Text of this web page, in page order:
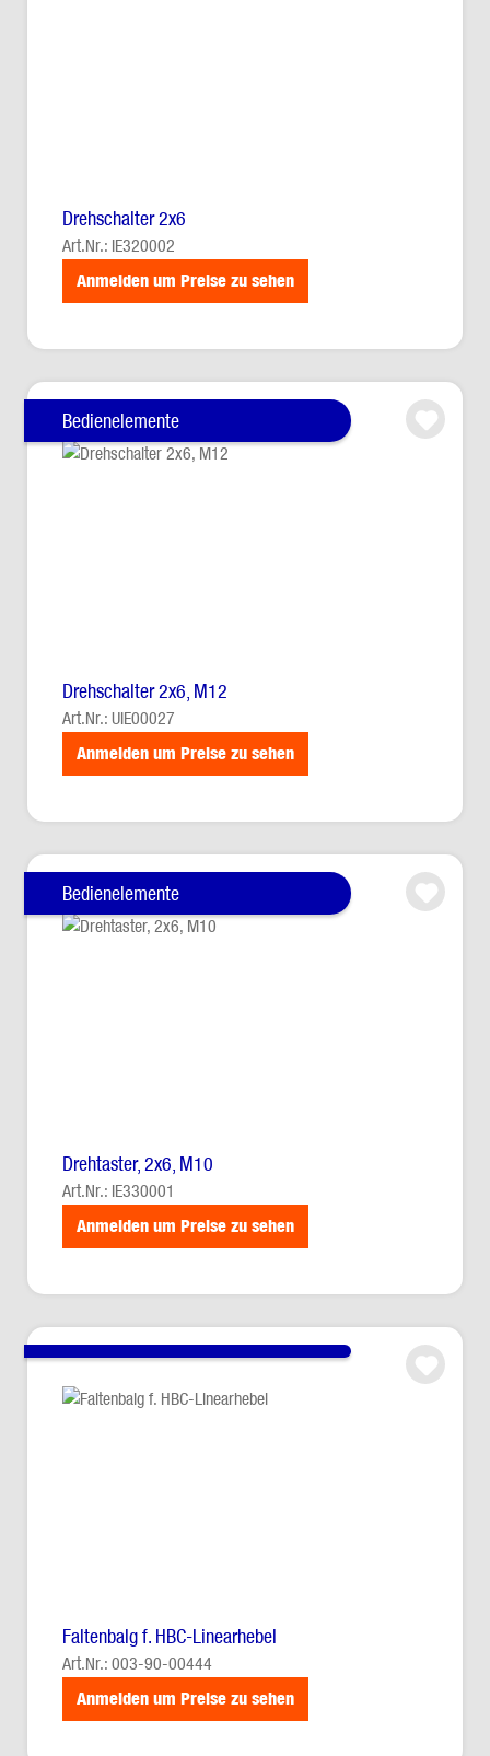
Drehschalter 2x6
Art.Nr.: IE320002
Anmelden um Preise zu sehen
Bedienelemente
Drehschalter 2x6, M12
Art.Nr.: UIE00027
Anmelden um Preise zu sehen
Bedienelemente
Drehtaster, 2x6, M10
Art.Nr.: IE330001
Anmelden um Preise zu sehen
Faltenbalg f. HBC-Linearhebel
Art.Nr.: 003-90-00444
Anmelden um Preise zu sehen